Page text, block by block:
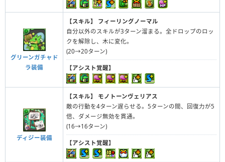
グリーンガチャド
ラ装備
【スキル】
フィーリングノーマル
自分以外のスキルが3ターン溜まる。全ドロップのロッ
クを解除し、木に変化。
(20→20ターン)
【アシスト覚醒】
ディジー装備
【スキル】
モノトーンヴェリアス
敵の行動を4ターン遅らせる。5ターンの間、回復力が5
倍、ダメージ無効を貫通。
(16→16ターン)
【アシスト覚醒】